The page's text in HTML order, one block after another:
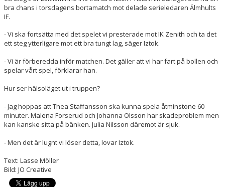
MATCHER
DIV. 1 SÖDRA
bra chans i torsdagens bortamatch mot delade serieledaren Älmhults
IF.
- Vi ska fortsätta med det spelet vi presterade mot IK Zenith och ta det
ett steg ytterligare mot ett bra tungt lag, säger Iztok.
- Vi är förberedda inför matchen. Det gäller att vi har fart på bollen och
spelar vårt spel, förklarar han.
Hur ser hälsoläget ut i truppen?
- Jag hoppas att Thea Staffansson ska kunna spela åtminstone 60
minuter. Malena Forserud och Johanna Olsson har skadeproblem men
kan kanske sitta på bänken. Julia Nilsson däremot är sjuk.
- Men det är lugnt vi löser detta, lovar Iztok.
Text: Lasse Möller
Bild: JO Creative